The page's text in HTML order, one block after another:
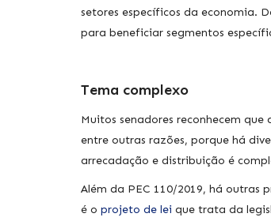
setores específicos da economia.
para beneficiar segmentos
Tema complexo
Muitos senadores reconhecem
entre outras razões, porque há
arrecadação e distribuição é
Além da PEC 110/2019, há outras
é o projeto de lei que trata da